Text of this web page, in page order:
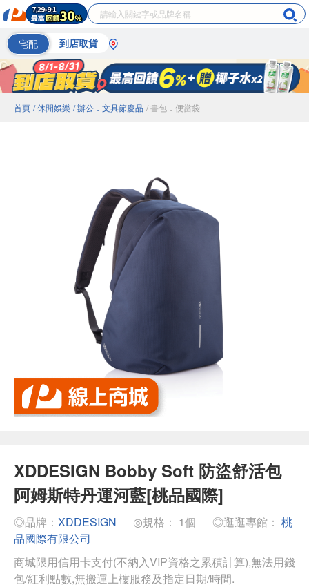
宅配 到店取貨
首頁 / 休閒娛樂 / 辦公．文具節慶品 / 書包．便當袋
XDDESIGN Bobby Soft 防盜舒活包
阿姆斯特丹運河藍[桃品國際]
◎品牌： XDDESIGN ◎規格： 1個 ◎逛逛專館： 桃
品國際有限公司
商城限用信用卡支付(不納入VIP資格之累積計算),無法用錢
包/紅利點數,無搬運上樓服務及指定日期/時間.